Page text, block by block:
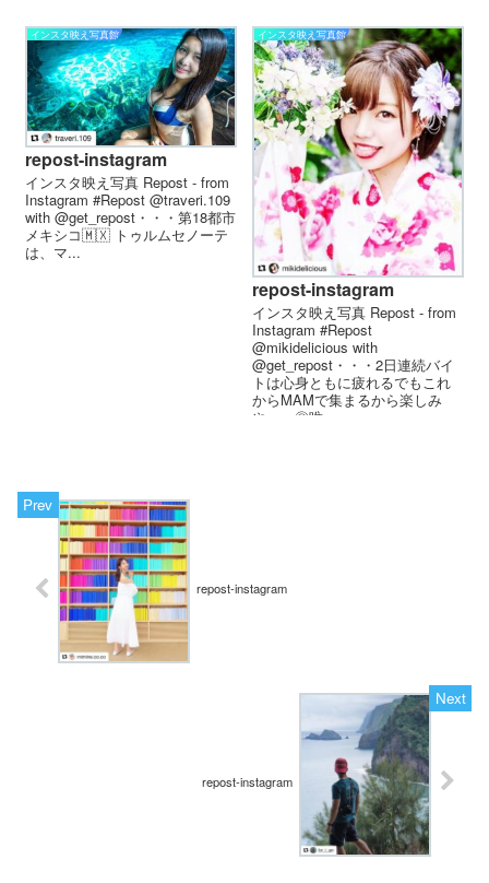
インスタ映え写真館
repost-instagram
インスタ映え写真 Repost - from
Instagram #Repost @traveri.109
with @get_repost・・・第18都市
メキシコ🇲🇽 トゥルム セノーテ
は、マ...
インスタ映え写真館
repost-instagram
インスタ映え写真 Repost - from
Instagram #Repost
@mikidelicious with
@get_repost・・・2日連続バイ
トは心身ともに疲れるでもこれ
からMAMで集まるから楽しみ
や〜〜◎唯一...
repost-instagram
repost-instagram